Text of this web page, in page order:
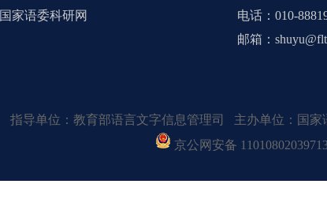
国家语委科研网
电话：010-
邮箱：
指导单位：教育部语言文字信息管理司 主办单位：国家
京公网安备